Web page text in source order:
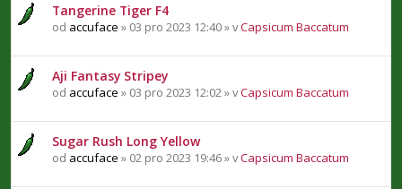
Tangerine Tiger F4
od accuface » 03 pro 2023 12:40 » vCapsicum Baccatum
Aji Fantasy Stripey
od accuface » 03 pro 2023 12:02 » vCapsicum Baccatum
Sugar Rush Long Yellow
od accuface » 02 pro 2023 19:46 » vCapsicum Baccatum